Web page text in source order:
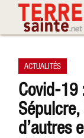
ACTUALITÉS
Covid-19
d’autres